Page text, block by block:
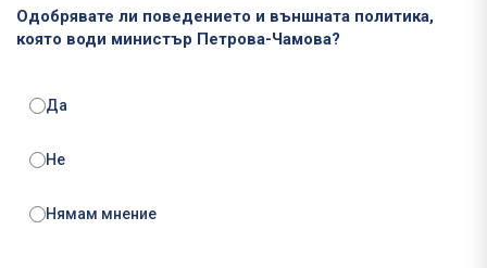
Одобрявате ли поведението и външната политика,
която води министър Петрова-Чамова?
Да
Не
Нямам мнение